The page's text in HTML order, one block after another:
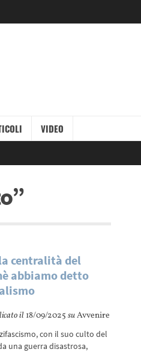
VIDEO
centralità del
abbiamo detto
il 18/09/2025suAvvenire
con il suo culto del
una guerra disastrosa,